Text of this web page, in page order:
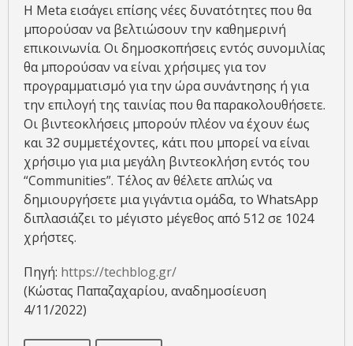
Η Meta εισάγει επίσης νέες δυνατότητες που θα
μπορούσαν να βελτιώσουν την καθημερινή
επικοινωνία. Οι δημοσκοπήσεις εντός συνομιλίας
θα μπορούσαν να είναι χρήσιμες για τον
προγραμματισμό για την ώρα συνάντησης ή για
την επιλογή της ταινίας που θα παρακολουθήσετε.
Οι βιντεοκλήσεις μπορούν πλέον να έχουν έως
και 32 συμμετέχοντες, κάτι που μπορεί να είναι
χρήσιμο για μια μεγάλη βιντεοκλήση εντός του
“Communities”. Τέλος αν θέλετε απλώς να
δημιουργήσετε μια γιγάντια ομάδα, το WhatsApp
διπλασιάζει το μέγιστο μέγεθος από 512 σε 1024
χρήστες.
Πηγή: https://techblog.gr/
(Κώστας Παπαζαχαρίου, αναδημοσίευση
4/11/2022)